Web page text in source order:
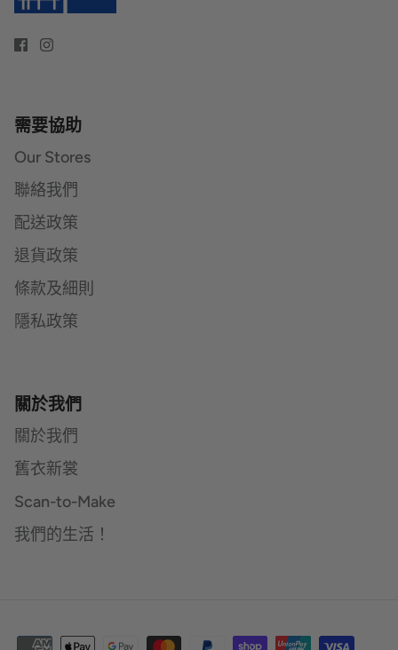
需要協助
Our Stores
聯絡我們
配送政策
退貨政策
條款及細則
隱私政策
關於我們
關於我們
舊衣新裳
Scan-to-Make
我們的生活！